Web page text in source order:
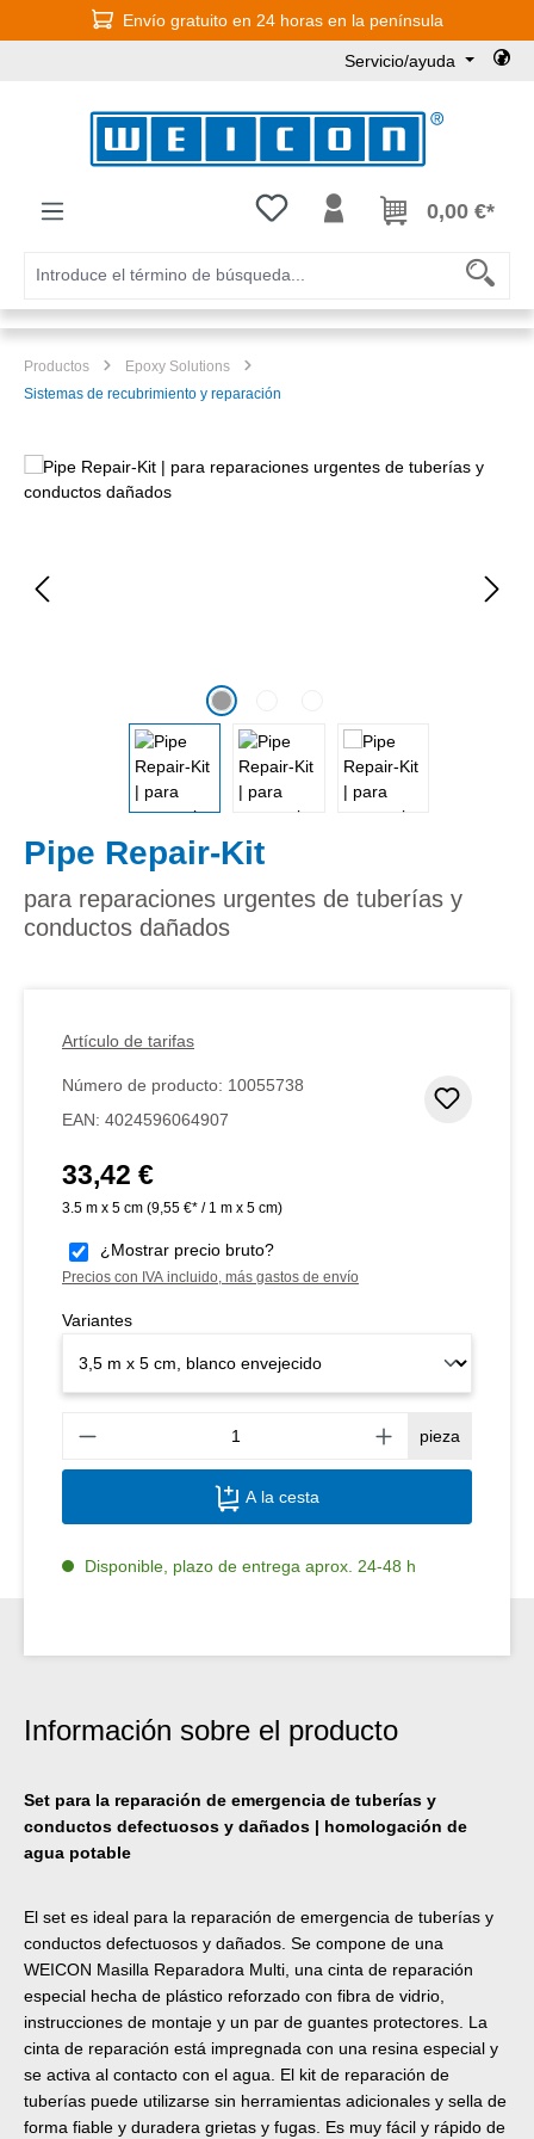
Saltar al contenido principalEnvío gratuito en 24 horas en la península
Servicio/ayuda
Tienes 0 artículos en tu lista de
0,00 €*
Productos
Epoxy Solutions
Sistemas de recubrimiento y reparación
Omitir galería de imágenes
Pipe Repair-Kit
para reparaciones urgentes de tuberías y
conductos dañados
Artículo de tarifas
Número de producto: 10055738
EAN: 4024596064907
Precio normal:
33,42 €
3.5 m x 5 cm (9,55 €* / 1 m x 5 cm)
¿Mostrar precio bruto?
Precios con IVA incluido, más gastos de envío
Variantes
pieza
A la cesta
Disponible, plazo de entrega aprox. 24-48 h
Información sobre el producto
Set para la reparación de emergencia de tuberías y
conductos defectuosos y dañados | homologación de
agua potable
El set es ideal para la reparación de emergencia de tuberías y
conductos defectuosos y dañados. Se compone de una
WEICON Masilla Reparadora Multi, una cinta de reparación
especial hecha de plástico reforzado con fibra de vidrio,
instrucciones de montaje y un par de guantes protectores. La
cinta de reparación está impregnada con una resina especial y
se activa al contacto con el agua. El kit de reparación de
tuberías puede utilizarse sin herramientas adicionales y sella de
forma fiable y duradera grietas y fugas. Es muy fácil y rápido de